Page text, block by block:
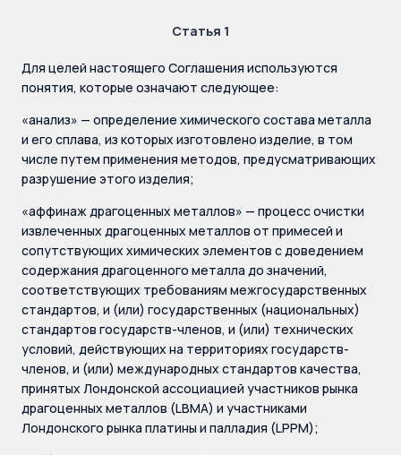
Статья 1
Для целей настоящего Соглашения используются
понятия, которые означают следующее:
«анализ» — определение химического состава металла
и его сплава, из которых изготовлено изделие, в том
числе путем применения методов, предусматривающих
разрушение этого изделия;
«аффинаж драгоценных металлов» — процесс очистки
извлеченных драгоценных металлов от примесей и
сопутствующих химических элементов с доведением
содержания драгоценного металла до значений,
соответствующих требованиям межгосударственных
стандартов, и (или) государственных (национальных)
стандартов государств-членов, и (или) технических
условий, действующих на территориях государств-
членов, и (или) международных стандартов качества,
принятых Лондонской ассоциацией участников рынка
драгоценных металлов (LBMA) и участниками
Лондонского рынка платины и палладия (LPPM);